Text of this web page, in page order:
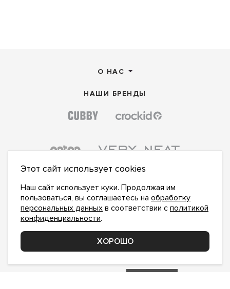
О НАС
НАШИ БРЕНДЫ
ПОДПИСАТЬСЯ НА НОВОСТИ:
сполитикой конфиденциальностиознакомлен и
Этот сайт использует cookies
Наш сайт использует куки. Продолжая им
пользоваться, вы соглашаетесь на обработку
персональных данных в соответствии с политикой
конфиденциальности.
ХОРОШО